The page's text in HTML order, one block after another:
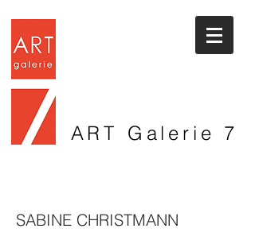
ART Galerie 7
SABINE CHRISTMANN